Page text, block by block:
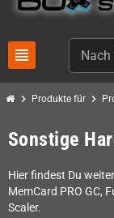
view_headline
chevron_right Produkte für chevron_right
Sonstige
Hier findest Du
MemCard PRO GC,
Scaler.